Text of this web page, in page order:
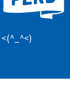
<(^_^<)